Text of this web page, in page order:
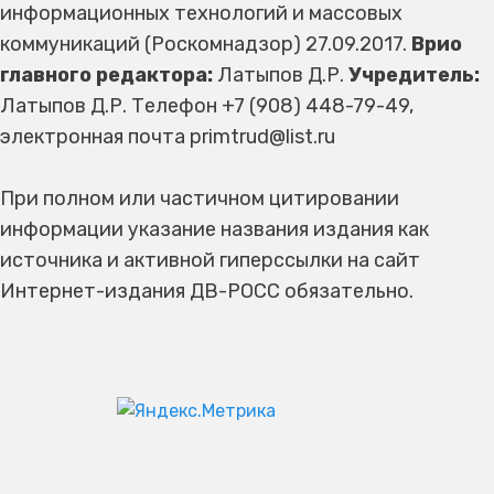
информационных технологий и массовых
коммуникаций (Роскомнадзор) 27.09.2017. Врио
главного редактора: Латыпов Д.Р. Учредитель:
Латыпов Д.Р. Телефон +7 (908) 448-79-49,
электронная почта primtrud@list.ru
При полном или частичном цитировании
информации указание названия издания как
источника и активной гиперссылки на сайт
Интернет-издания ДВ-РОСС обязательно.